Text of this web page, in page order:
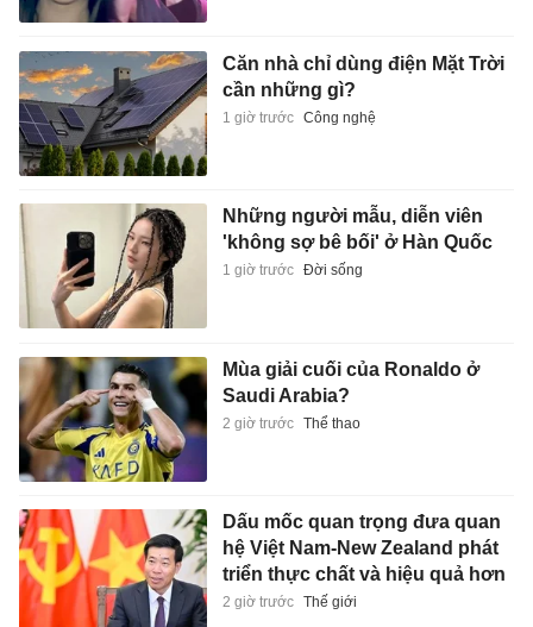
Căn nhà chỉ dùng điện Mặt Trời
cần những gì?
1 giờ trước Công nghệ
Những người mẫu, diễn viên
'không sợ bê bối' ở Hàn Quốc
1 giờ trước Đời sống
Mùa giải cuối của Ronaldo ở
Saudi Arabia?
2 giờ trước Thể thao
Dấu mốc quan trọng đưa quan
hệ Việt Nam-New Zealand phát
triển thực chất và hiệu quả hơn
2 giờ trước Thế giới